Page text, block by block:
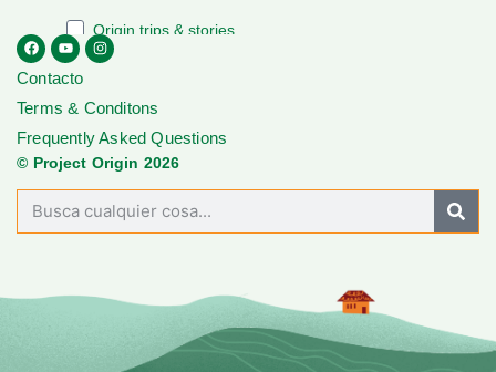
Contacto
Terms & Conditons
Frequently Asked Questions
© Project Origin 2026